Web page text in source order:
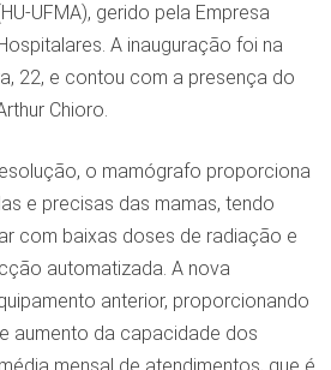
UFMA), gerido pela Empresa
A inauguração foi na
22, e contou com a presença do
Chioro.
o mamógrafo proporciona
e precisas das mamas, tendo
com baixas doses de radiação e
automatizada. A nova
anterior, proporcionando
aumento da capacidade dos